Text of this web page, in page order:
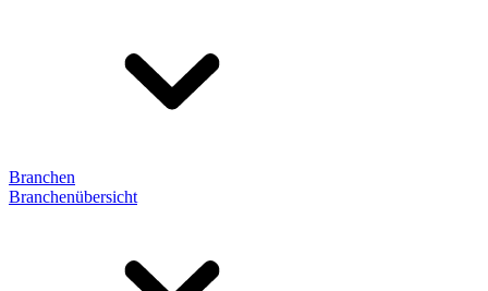
Branchen
Branchenübersicht